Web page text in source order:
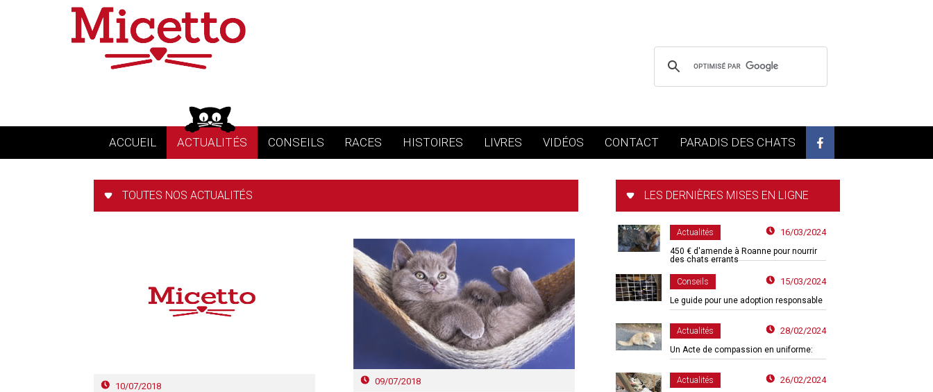
ACCUEIL ACTUALITÉS CONSEILS RACES HISTOIRES LIVRES VIDÉOS CONTACT PARADIS DES CHATS
TOUTES NOS ACTUALITÉS
10/07/2018 09/07/2018
LES DERNIÈRES MISES EN LIGNE
Actualités 16/03/2024
450 € d'amende à Roanne pour nourrir
des chats errants
Conseils 15/03/2024
Le guide pour une adoption responsable
Actualités 28/02/2024
Un Acte de compassion en uniforme:
Actualités 26/02/2024